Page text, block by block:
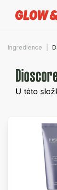
Ingredience
U této